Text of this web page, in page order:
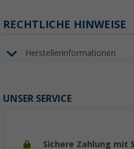
RECHTLICHE HINWEISE
Herstellerinformationen
UNSER SERVICE
Sichere Zahlung mit